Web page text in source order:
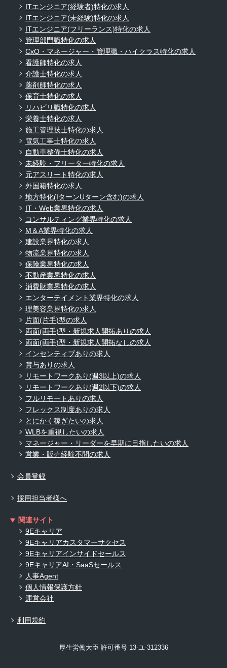
ITエンジニア(経験者)特化の求人
ITエンジニア(未経験)特化の求人
ITエンジニア(フリーランス)特化の求人
管理部門職特化の求人
CxO・マネージャー・管理職・ハイクラス特化の求人
看護師特化の求人
介護士特化の求人
薬剤師特化の求人
保育士特化の求人
リハビリ職特化の求人
栄養士特化の求人
施工管理技士特化の求人
電気工事士特化の求人
自動車整備士特化の求人
未経験・フリーター特化の求人
元アスリート特化の求人
外国籍特化の求人
地方特化(IターンUターン含む)の求人
IT・Web業界特化の求人
コンサルティング業界特化の求人
M＆A業界特化の求人
建設業界特化の求人
物流業界特化の求人
保険業界特化の求人
不動産業界特化の求人
消費財業界特化の求人
エンターテイメント業界特化の求人
理美容業界特化の求人
片面(片手)型の求人
両面(両手)型・新規求人開拓ありの求人
両面(両手)型・新規求人開拓なしの求人
インセンティブありの求人
賞与ありの求人
リモートワークあり(週3以上)の求人
リモートワークあり(週2以下)の求人
フルリモートありの求人
フレックス制度ありの求人
とにかく稼ぎたいの求人
WLBを重視したいの求人
マネージャー・リーダーを早期に目指したいの求人
営業・販売経験不問の求人
会員登録
採用担当者様へ
関連サイト
9Eキャリア
9Eキャリアカスタマーサクセス
9Eキャリアインサイドセールス
9EキャリアAI・SaaSセールス
人事Agent
個人情報保護方針
運営会社
利用規約
厚生労働大臣 許可番号 13-ユ-312336